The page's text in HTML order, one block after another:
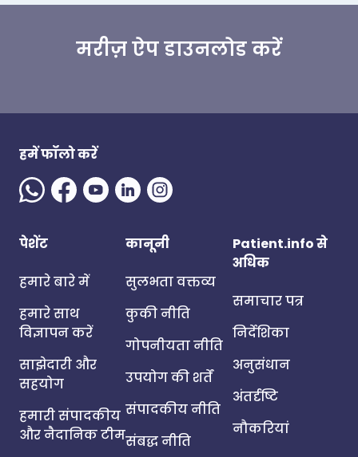
मरीज़ ऐप डाउनलोड करें
हमें फॉलो करें
पेशेंट
हमारे बारे में
हमारे साथ
विज्ञापन करें
साझेदारी और
सहयोग
हमारी संपादकीय
और नैदानिक टीम
कानूनी
सुलभता वक्तव्य
कुकी नीति
गोपनीयता नीति
उपयोग की शर्तें
संपादकीय नीति
संबद्ध नीति
Patient.info से
अधिक
समाचार पत्र
निर्देशिका
अनुसंधान
अंतर्दृष्टि
नौकरियां